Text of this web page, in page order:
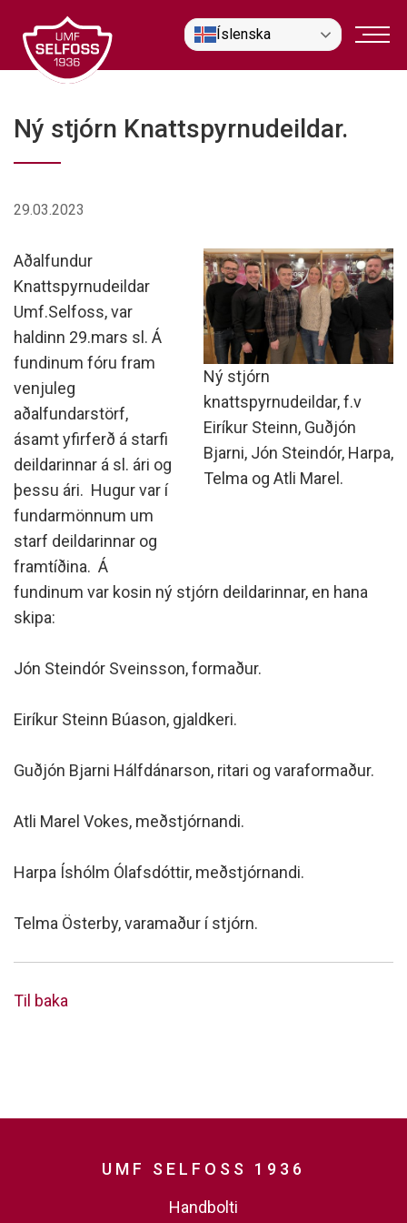
efni
Íslenska
Ný stjórn Knattspyrnudeildar.
29.03.2023
Ný stjórn
knattspyrnudeildar, f.v
Eiríkur Steinn, Guðjón
Bjarni, Jón Steindór, Harpa,
Telma og Atli Marel.
Aðalfundur
Knattspyrnudeildar
Umf.Selfoss, var
haldinn 29.mars sl. Á
fundinum fóru fram
venjuleg
aðalfundarstörf,
ásamt yfirferð á starfi
deildarinnar á sl. ári og
þessu ári. Hugur var í
fundarmönnum um
starf deildarinnar og
framtíðina. Á
fundinum var kosin ný stjórn deildarinnar, en hana
skipa:
Jón Steindór Sveinsson, formaður.
Eiríkur Steinn Búason, gjaldkeri.
Guðjón Bjarni Hálfdánarson, ritari og varaformaður.
Atli Marel Vokes, meðstjórnandi.
Harpa Íshólm Ólafsdóttir, meðstjórnandi.
Telma Österby, varamaður í stjórn.
Til baka
UMF SELFOSS 1936
Handbolti